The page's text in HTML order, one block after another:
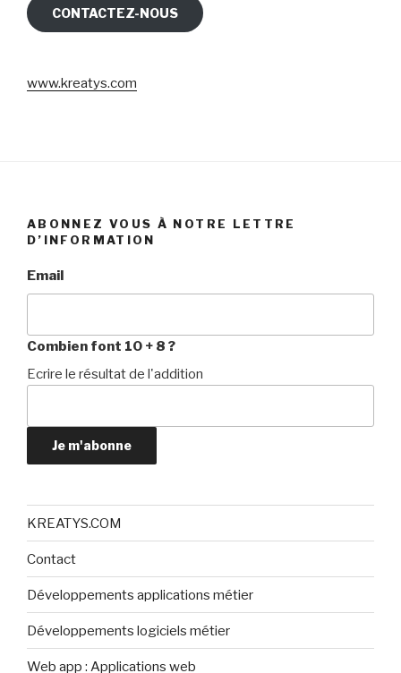
CONTACTEZ-NOUS
www.kreatys.com
ABONNEZ VOUS À NOTRE LETTRE
D’INFORMATION
Email
Combien font 10 + 8 ?
Ecrire le résultat de l'addition
Je m'abonne
KREATYS.COM
Contact
Développements applications métier
Développements logiciels métier
Web app : Applications web